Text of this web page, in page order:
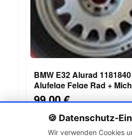
🍪 Datenschutz-
Wir verwenden Cookies
BMW E32 Alurad 1181840
Alufelge Felge Rad + Michelin
Pilot 215/65 R16 98W
99,00 €